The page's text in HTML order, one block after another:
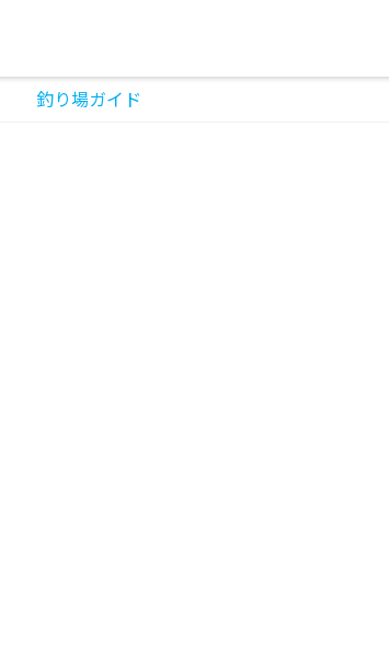
釣り場ガイド